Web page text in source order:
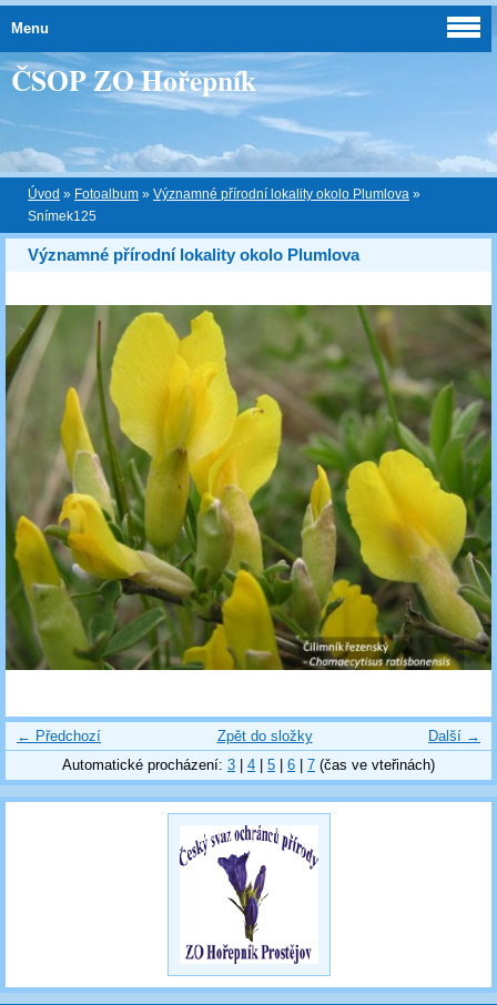
ČSOP ZO Hořepník
Úvod » Fotoalbum » Významné přírodní lokality okolo Plumlova »
Snímek125
Významné přírodní lokality okolo Plumlova
← Předchozí Další →
Zpět do složky
Automatické procházení: 3 4 5 6 7 (čas ve vteřinách)
Menu